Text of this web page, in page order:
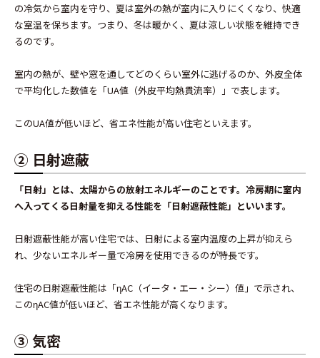
の冷気から室内を守り、夏は室外の熱が室内に入りにくくなり、快適
な室温を保ちます。つまり、冬は暖かく、夏は涼しい状態を維持でき
るのです。
室内の熱が、壁や窓を通してどのくらい室外に逃げるのか、外皮全体
で平均化した数値を「UA値（外皮平均熱貫流率）」で表します。
このUA値が低いほど、省エネ性能が高い住宅といえます。
② 日射遮蔽
「日射」とは、太陽からの放射エネルギーのことです。冷房期に室内
へ入ってくる日射量を抑える性能を「日射遮蔽性能」といいます。
日射遮蔽性能が高い住宅では、日射による室内温度の上昇が抑えら
れ、少ないエネルギー量で冷房を使用できるのが特長です。
住宅の日射遮蔽性能は「ηAC（イータ・エー・シー）値」で示され、
このηAC値が低いほど、省エネ性能が高くなります。
③ 気密